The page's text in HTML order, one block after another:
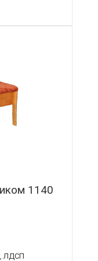
1140
ЛДСП